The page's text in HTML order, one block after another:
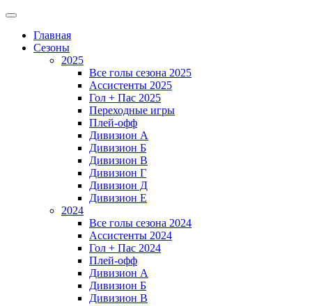
Главная
Сезоны
2025
Все голы сезона 2025
Ассистенты 2025
Гол + Пас 2025
Переходные игры
Плей-офф
Дивизион A
Дивизион Б
Дивизион В
Дивизион Г
Дивизион Д
Дивизион Е
2024
Все голы сезона 2024
Ассистенты 2024
Гол + Пас 2024
Плей-офф
Дивизион A
Дивизион Б
Дивизион В